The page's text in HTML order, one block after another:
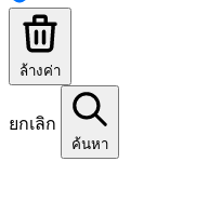
ล้างค่า
ยกเลิก
ค้นหา